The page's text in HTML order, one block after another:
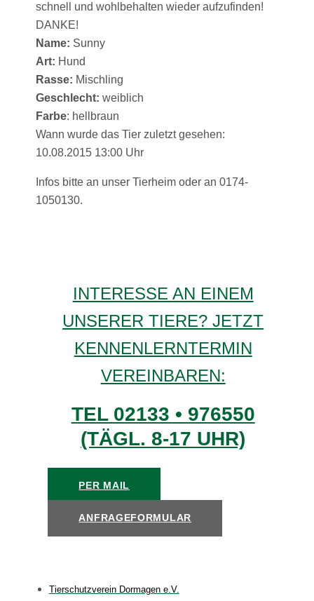
schnell und wohlbehalten wieder aufzufinden!
DANKE!
Name: Sunny
Art: Hund
Rasse: Mischling
Geschlecht: weiblich
Farbe: hellbraun
Wann wurde das Tier zuletzt gesehen:
10.08.2015 13:00 Uhr
Infos bitte an unser Tierheim oder an 0174-
1050130.
INTERESSE AN EINEM
UNSERER TIERE? JETZT
KENNENLERNTERMIN
VEREINBAREN:
TEL 02133 • 976550
(TÄGL. 8-17 UHR)
PER MAIL
ANFRAGEFORMULAR
Tierschutzverein Dormagen e.V.